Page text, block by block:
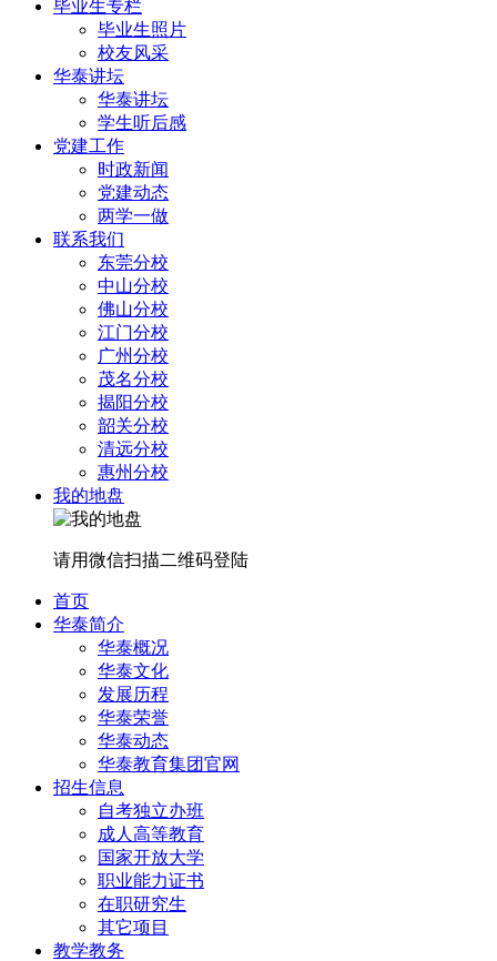
毕业生专栏
毕业生照片
校友风采
华泰讲坛
华泰讲坛
学生听后感
党建工作
时政新闻
党建动态
两学一做
联系我们
东莞分校
中山分校
佛山分校
江门分校
广州分校
茂名分校
揭阳分校
韶关分校
清远分校
惠州分校
我的地盘
请用微信扫描二维码登陆
首页
华泰简介
华泰概况
华泰文化
发展历程
华泰荣誉
华泰动态
华泰教育集团官网
招生信息
自考独立办班
成人高等教育
国家开放大学
职业能力证书
在职研究生
其它项目
教学教务